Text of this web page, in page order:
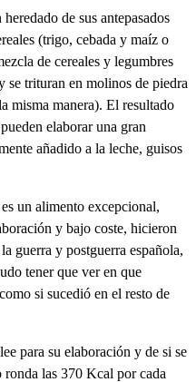
de sus antepasados
(trigo, cebada y maíz o
de cereales y legumbres
se trituran en molinos de piedra
misma manera). El resultado
elaborar una gran
añadido a la leche, guisos
un alimento excepcional,
y bajo coste, hicieron
guerra y postguerra española,
tener que ver en que
si sucedió en el resto de
para su elaboración y de si se
las 370 Kcal por cada